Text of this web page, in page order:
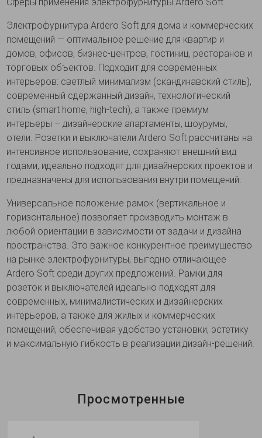
Электрофурнитура Ardero Soft для дома и коммерческих
помещений — оптимальное решение для квартир и
домов, офисов, бизнес-центров, гостиниц, ресторанов и
торговых объектов. Подходит для современных
интерьеров: светлый минимализм (скандинавский стиль),
современный сдержанный дизайн, технологический
стиль (smart home, high-tech), а также премиум
интерьеры – дизайнерские апартаменты, шоурумы,
отели. Розетки и выключатели Ardero Soft рассчитаны на
интенсивное использование, сохраняют внешний вид
годами, идеально подходят для дизайнерских проектов и
предназначены для использования внутри помещений.
Универсальное положение рамок (вертикальное и
горизонтальное) позволяет производить монтаж в
любой ориентации в зависимости от задачи и дизайна
пространства. Это важное конкурентное преимущество
на рынке электрофурнитуры, выгодно отличающее
Ardero Soft среди других предложений. Рамки для
розеток и выключателей идеально подходят для
современных, минималистических и дизайнерских
интерьеров, а также для жилых и коммерческих
помещений, обеспечивая удобство установки, эстетику
и максимальную гибкость в реализации дизайн-решений.
Просмотренные